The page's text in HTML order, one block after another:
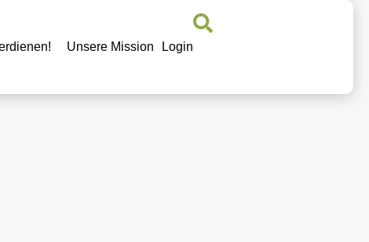
Unsere Mission Login